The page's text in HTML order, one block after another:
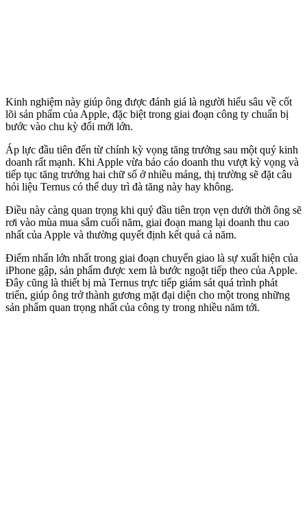
Kinh nghiệm này giúp ông được đánh giá là người hiểu sâu về cốt
lõi sản phẩm của Apple, đặc biệt trong giai đoạn công ty chuẩn bị
bước vào chu kỳ đổi mới lớn.
Áp lực đầu tiên đến từ chính kỳ vọng tăng trưởng sau một quý kinh
doanh rất mạnh. Khi Apple vừa báo cáo doanh thu vượt kỳ vọng và
tiếp tục tăng trưởng hai chữ số ở nhiều mảng, thị trường sẽ đặt câu
hỏi liệu Ternus có thể duy trì đà tăng này hay không.
Điều này càng quan trọng khi quý đầu tiên trọn vẹn dưới thời ông sẽ
rơi vào mùa mua sắm cuối năm, giai đoạn mang lại doanh thu cao
nhất của Apple và thường quyết định kết quả cả năm.
Điểm nhấn lớn nhất trong giai đoạn chuyển giao là sự xuất hiện của
iPhone gập, sản phẩm được xem là bước ngoặt tiếp theo của Apple.
Đây cũng là thiết bị mà Ternus trực tiếp giám sát quá trình phát
triển, giúp ông trở thành gương mặt đại diện cho một trong những
sản phẩm quan trọng nhất của công ty trong nhiều năm tới.